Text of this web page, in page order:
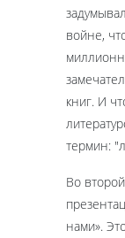
войне,
книг. И
термин:
Во
нами».